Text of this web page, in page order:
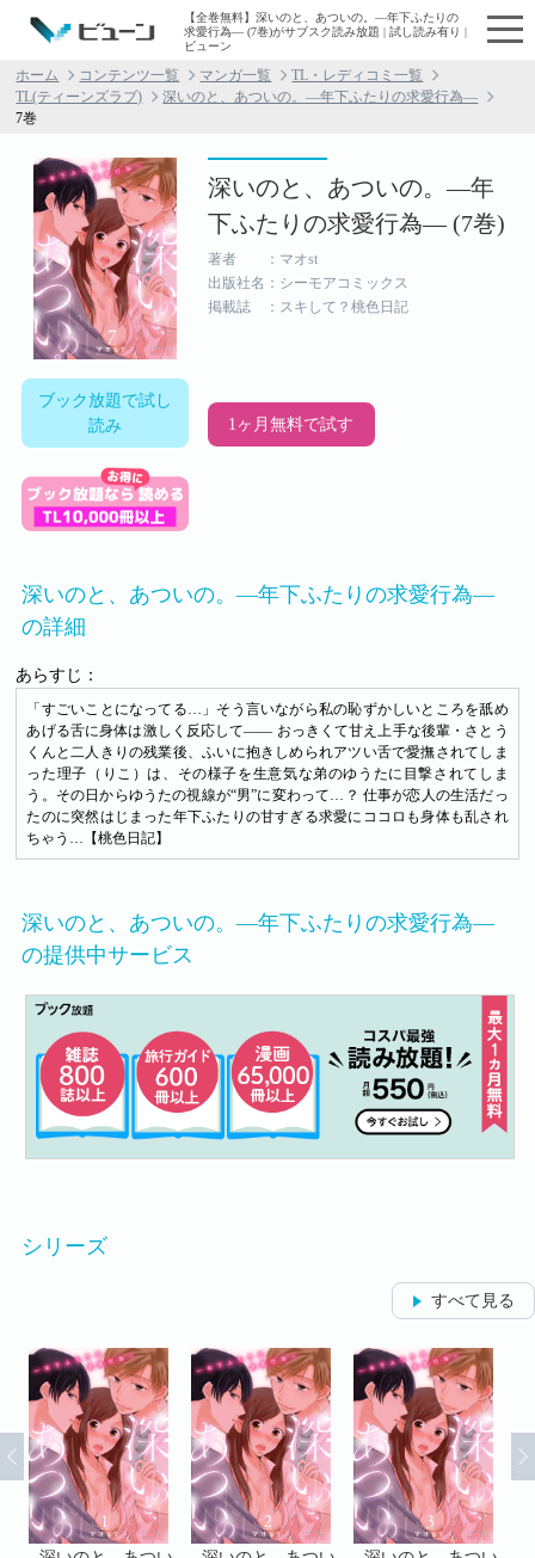
【全巻無料】深いのと、あついの。―年下ふたりの
求愛行為― (7巻)がサブスク読み放題 | 試し読み有り |
ビューン
ホーム コンテンツ一覧 マンガ一覧
TL・レディコミ一覧
TL(ティーンズラブ)
深いのと、あついの。―年下ふたりの求愛行為―
7巻
ブック放題で試し
読み
深いのと、あついの。―年
下ふたりの求愛行為― (7巻)
著者 ：マオst
出版社名：シーモアコミックス
掲載誌 ：スキして？桃色日記
1ヶ月無料で試す
深いのと、あついの。―年下ふたりの求愛行為―
の詳細
あらすじ：
「すごいことになってる…」そう言いながら私の恥ずかしいところを舐め
あげる舌に身体は激しく反応して―― おっきくて甘え上手な後輩・さとう
くんと二人きりの残業後、ふいに抱きしめられアツい舌で愛撫されてしま
った理子（りこ）は、その様子を生意気な弟のゆうたに目撃されてしま
う。その日からゆうたの視線が“男”に変わって…？ 仕事が恋人の生活だっ
たのに突然はじまった年下ふたりの甘すぎる求愛にココロも身体も乱され
ちゃう…【桃色日記】
深いのと、あついの。―年下ふたりの求愛行為―
の提供中サービス
シリーズ
すべて見る